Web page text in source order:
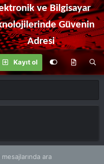
ve Bilgisayar
Güvenin
Adresi
Kayıt ol
ara